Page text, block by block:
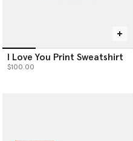
I Love You Print Sweatshirt
$100.00